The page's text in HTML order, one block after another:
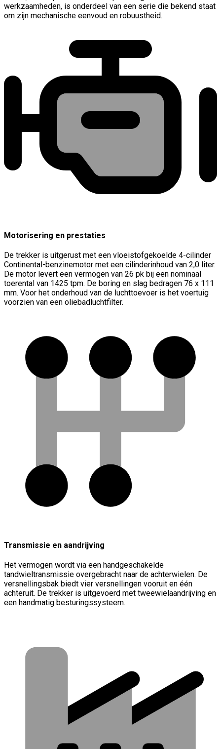
werkzaamheden, is onderdeel van een serie die bekend staat
om zijn mechanische eenvoud en robuustheid.
Motorisering en prestaties
De trekker is uitgerust met een vloeistofgekoelde 4-cilinder
Continental-benzinemotor met een cilinderinhoud van 2,0 liter.
De motor levert een vermogen van 26 pk bij een nominaal
toerental van 1425 tpm. De boring en slag bedragen 76 x 111
mm. Voor het onderhoud van de luchttoevoer is het voertuig
voorzien van een oliebadluchtfilter.
Transmissie en aandrijving
Het vermogen wordt via een handgeschakelde
tandwieltransmissie overgebracht naar de achterwielen. De
versnellingsbak biedt vier versnellingen vooruit en één
achteruit. De trekker is uitgevoerd met tweewielaandrijving en
een handmatig besturingssysteem.